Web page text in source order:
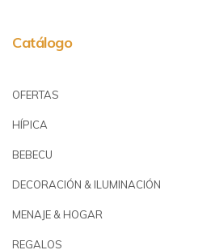
Catálogo
OFERTAS
HÍPICA
BEBECU
DECORACIÓN & ILUMINACIÓN
MENAJE & HOGAR
REGALOS